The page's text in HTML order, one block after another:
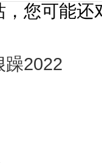
您可能还
躁2022